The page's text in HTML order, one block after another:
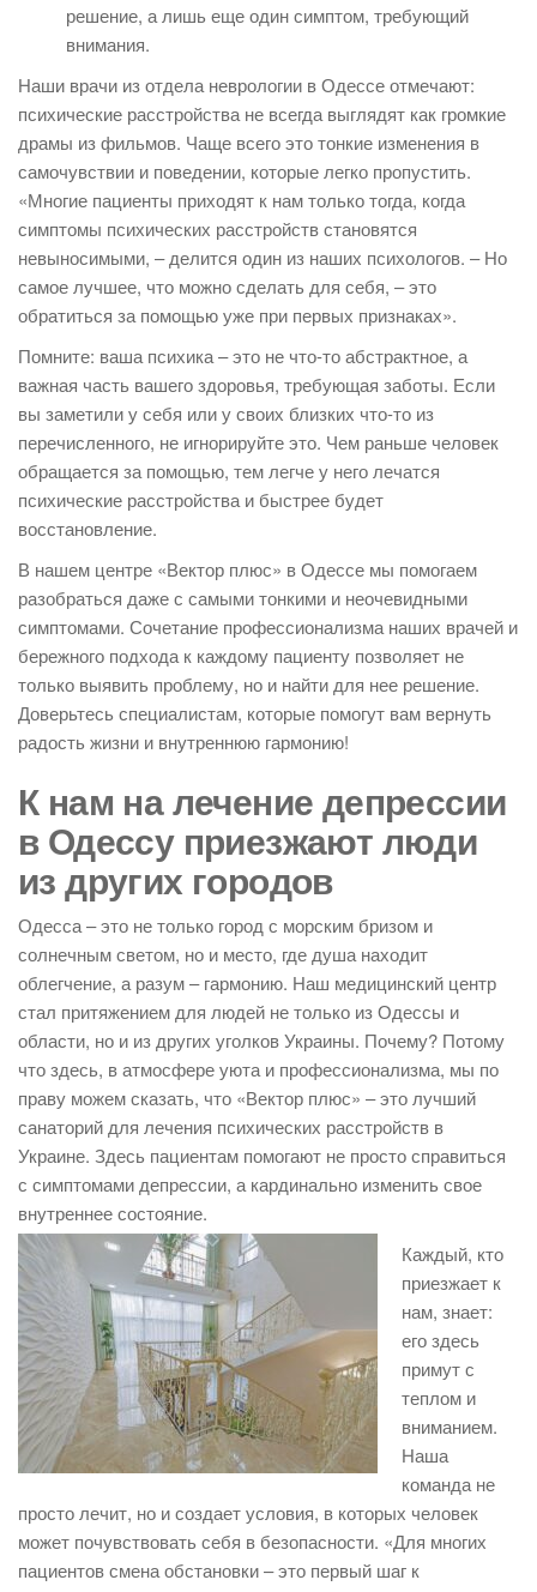
решение, а лишь еще один симптом, требующий
внимания.
Наши врачи из отдела неврологии в Одессе отмечают:
психические расстройства не всегда выглядят как громкие
драмы из фильмов. Чаще всего это тонкие изменения в
самочувствии и поведении, которые легко пропустить.
«Многие пациенты приходят к нам только тогда, когда
симптомы психических расстройств становятся
невыносимыми, – делится один из наших психологов. – Но
самое лучшее, что можно сделать для себя, – это
обратиться за помощью уже при первых признаках».
Помните: ваша психика – это не что-то абстрактное, а
важная часть вашего здоровья, требующая заботы. Если
вы заметили у себя или у своих близких что-то из
перечисленного, не игнорируйте это. Чем раньше человек
обращается за помощью, тем легче у него лечатся
психические расстройства и быстрее будет
восстановление.
В нашем центре «Вектор плюс» в Одессе мы помогаем
разобраться даже с самыми тонкими и неочевидными
симптомами. Сочетание профессионализма наших врачей и
бережного подхода к каждому пациенту позволяет не
только выявить проблему, но и найти для нее решение.
Доверьтесь специалистам, которые помогут вам вернуть
радость жизни и внутреннюю гармонию!
К нам на лечение депрессии
в Одессу приезжают люди
из других городов
Одесса – это не только город с морским бризом и
солнечным светом, но и место, где душа находит
облегчение, а разум – гармонию. Наш медицинский центр
стал притяжением для людей не только из Одессы и
области, но и из других уголков Украины. Почему? Потому
что здесь, в атмосфере уюта и профессионализма, мы по
праву можем сказать, что «Вектор плюс» – это лучший
санаторий для лечения психических расстройств в
Украине. Здесь пациентам помогают не просто справиться
с симптомами депрессии, а кардинально изменить свое
внутреннее состояние.
Каждый, кто
приезжает к
нам, знает:
его здесь
примут с
теплом и
вниманием.
Наша
команда не
просто лечит, но и создает условия, в которых человек
может почувствовать себя в безопасности. «Для многих
пациентов смена обстановки – это первый шаг к